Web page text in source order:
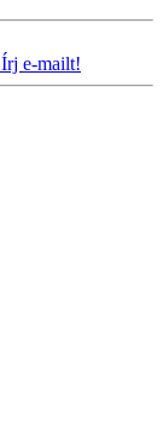
Írj e-mailt!